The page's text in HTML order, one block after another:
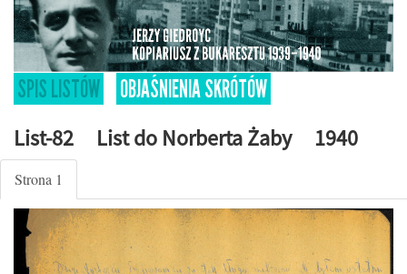
SPIS LISTÓW
OBJAŚNIENIA SKRÓTÓW
List-82 List do Norberta Żaby 1940
Strona 1